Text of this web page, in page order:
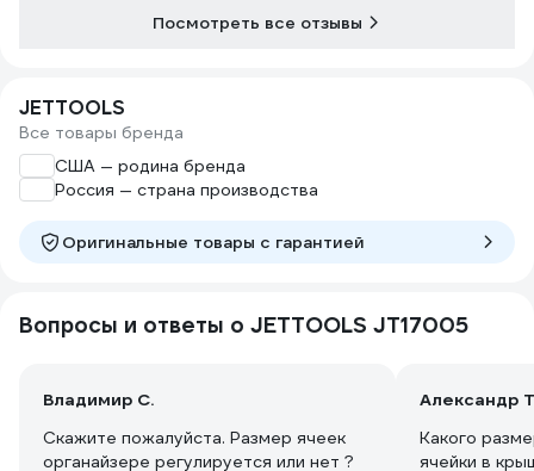
Посмотреть все отзывы
JETTOOLS
Все товары бренда
США — родина бренда
Россия — страна производства
Оригинальные товары c гарантией
Вопросы и ответы о JETTOOLS JT17005
Владимир С.
Скажите пожалуйста. Размер ячеек
органайзере регулируется или нет ?
Александр
Какого
ячейки в